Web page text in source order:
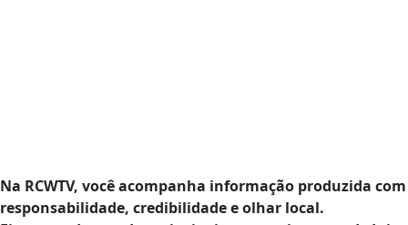
Na RCWTV, você acompanha informação produzida com
responsabilidade, credibilidade e olhar local.